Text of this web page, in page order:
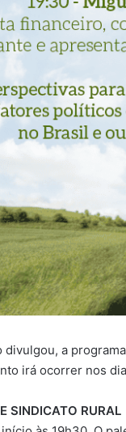
a
irá ocorrer nos
SINDICATO RURAL